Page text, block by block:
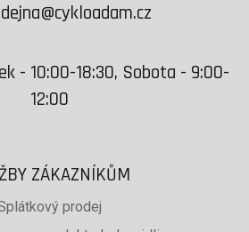
- 10:00-18:30, Sobota - 9:00-
12:00
ZÁKAZNÍKŮM
prodej